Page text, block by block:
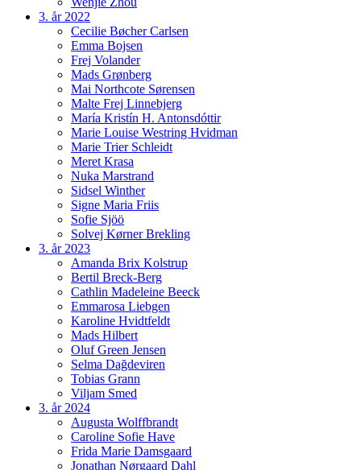
3. år 2022
Cecilie Bøcher Carlsen
Emma Bojsen
Frej Volander
Mads Grønberg
Mai Northcote Sørensen
Malte Frej Linnebjerg
María Kristín H. Antonsdóttir
Marie Louise Westring Hvidman
Marie Trier Schleidt
Meret Krasa
Nuka Marstrand
Sidsel Winther
Signe Maria Friis
Sofie Sjöö
Solvej Kørner Brekling
3. år 2023
Amanda Brix Kolstrup
Bertil Breck-Berg
Cathlin Madeleine Beeck
Emmarosa Liebgen
Karoline Hvidtfeldt
Mads Hilbert
Oluf Green Jensen
Selma Dağdeviren
Tobias Grann
Viljam Smed
3. år 2024
Augusta Wolffbrandt
Caroline Sofie Have
Frida Marie Damsgaard
Jonathan Nørgaard Dahl